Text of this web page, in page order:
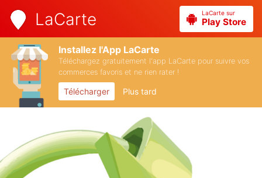
LaCarte LaCarte sur
Play Store
Installez l'App LaCarte
Téléchargez gratuitement l'app LaCarte pour suivre vos
commerces favoris et ne rien rater !
Télécharger Plus tard